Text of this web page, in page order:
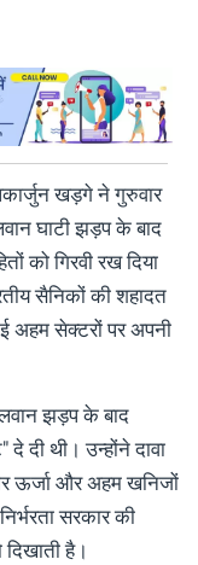
खड़गे ने गुरुवार
घाटी झड़प के बाद
को गिरवी रख दिया
सैनिकों की शहादत
अहम सेक्टरों पर अपनी
झड़प के बाद
दी थी। उन्होंने दावा
ऊर्जा और अहम खनिजों
सरकार की
है।